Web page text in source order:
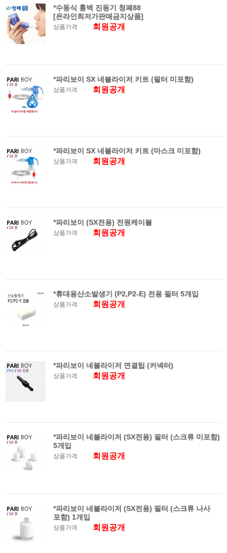
*수동식 흉벽 진동기 청폐88
[온라인최저가판매금지상품]
상품가격 회원공개
*파리보이 SX 네블라이저 키트 (필터 미포함)
상품가격 회원공개
*파리보이 SX 네블라이저 키트 (마스크 미포함)
상품가격 회원공개
*파리보이 (SX전용) 전원케이블
상품가격 회원공개
*휴대용산소발생기 (P2,P2-E) 전용 필터 5개입
상품가격 회원공개
*파리보이 네블라이저 연결팁 (커넥터)
상품가격 회원공개
*파리보이 네블라이저 (SX전용) 필터 (스크류 미포함)
5개입
상품가격 회원공개
*파리보이 네블라이저 (SX전용) 필터 (스크류 나사
포함) 1개입
상품가격 회원공개